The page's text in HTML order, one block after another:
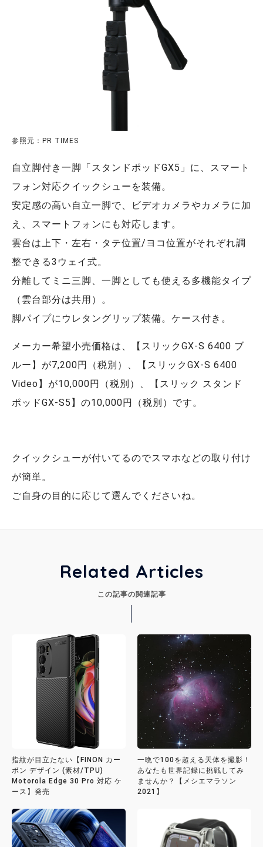
参照元：PR TIMES
自立脚付き一脚「スタンドポッドGX5」に、スマート
フォン対応クイックシューを装備。
安定感の高い自立一脚で、ビデオカメラやカメラに加
え、スマートフォンにも対応します。
雲台は上下・左右・タテ位置/ヨコ位置がそれぞれ調
整できる3ウェイ式。
分離してミニ三脚、一脚としても使える多機能タイプ
（雲台部分は共用）。
脚パイプにウレタングリップ装備。ケース付き。
メーカー希望小売価格は、【スリックGX-S 6400 ブ
ルー】が7,200円（税別）、【スリックGX-S 6400
Video】が10,000円（税別）、【スリック スタンド
ポッドGX-S5】の10,000円（税別）です。
クイックシューが付いてるのでスマホなどの取り付け
が簡単。
ご自身の目的に応じて選んでくださいね。
Related Articles
この記事の関連記事
指紋が目立たない【FINON カー
ボン デザイン (素材/TPU)
Motorola Edge 30 Pro 対応 ケ
ース】発売
一晩で100を超える天体を撮影！
あなたも世界記録に挑戦してみ
ませんか？【メシエマラソン
2021】